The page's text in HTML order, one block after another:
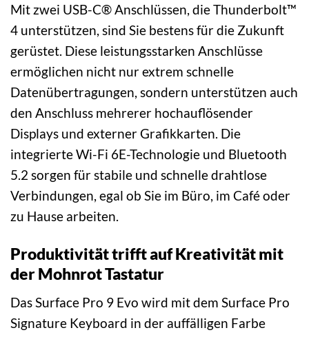
Mit zwei USB-C® Anschlüssen, die Thunderbolt™
4 unterstützen, sind Sie bestens für die Zukunft
gerüstet. Diese leistungsstarken Anschlüsse
ermöglichen nicht nur extrem schnelle
Datenübertragungen, sondern unterstützen auch
den Anschluss mehrerer hochauflösender
Displays und externer Grafikkarten. Die
integrierte Wi-Fi 6E-Technologie und Bluetooth
5.2 sorgen für stabile und schnelle drahtlose
Verbindungen, egal ob Sie im Büro, im Café oder
zu Hause arbeiten.
Produktivität trifft auf Kreativität mit
der Mohnrot Tastatur
Das Surface Pro 9 Evo wird mit dem Surface Pro
Signature Keyboard in der auffälligen Farbe